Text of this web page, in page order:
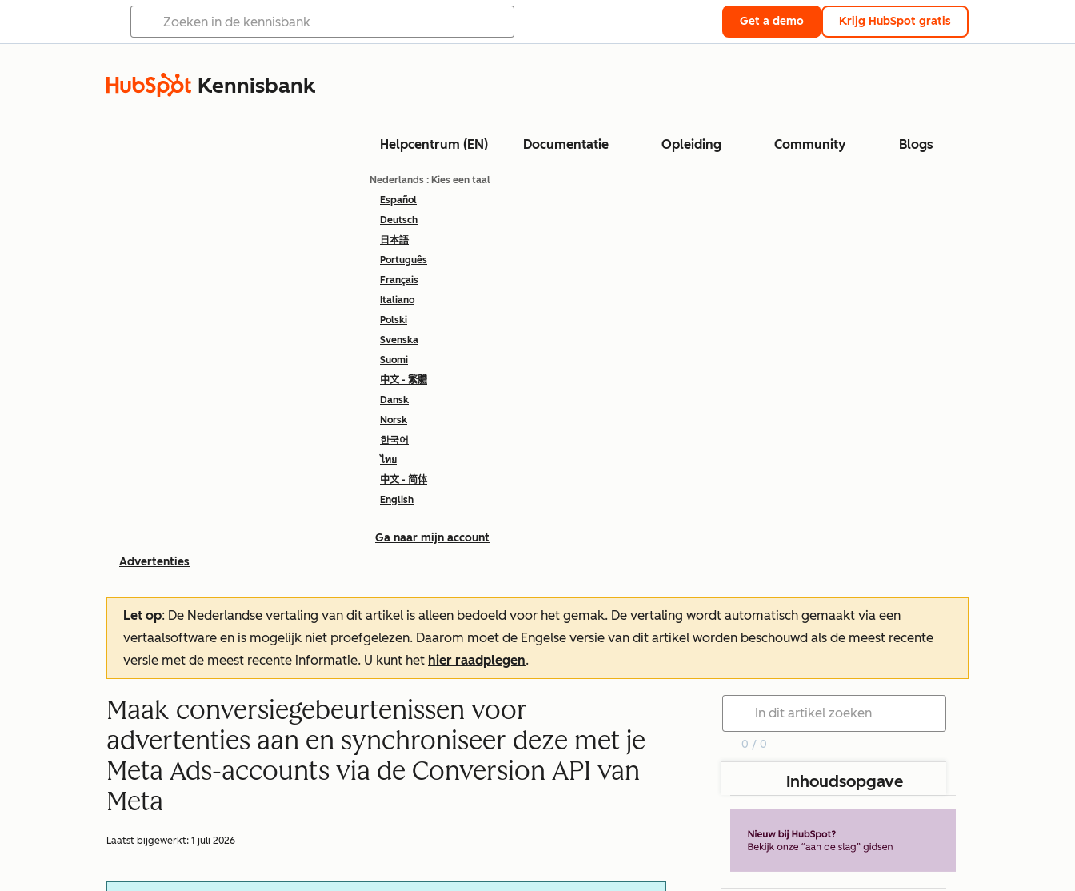
Get a demo Krijg HubSpot gratis
Kennisbank
Helpcentrum (EN) Documentatie Opleiding Community Blogs
Nederlands : Kies een taal
Español
Deutsch
日本語
Português
Français
Italiano
Polski
Svenska
Suomi
中文 - 繁體
Dansk
Norsk
한국어
ไทย
中文 - 简体
English
Ga naar mijn account
Advertenties
Let op: De Nederlandse vertaling van dit artikel is alleen bedoeld voor het gemak. De vertaling wordt automatisch gemaakt via een
vertaalsoftware en is mogelijk niet proefgelezen. Daarom moet de Engelse versie van dit artikel worden beschouwd als de meest recente
versie met de meest recente informatie. U kunt het hier raadplegen.
Maak conversiegebeurtenissen voor
advertenties aan en synchroniseer deze met je
Meta Ads-accounts via de Conversion API van
Meta
Laatst bijgewerkt: 1 juli 2026
0 / 0
Inhoudsopgave